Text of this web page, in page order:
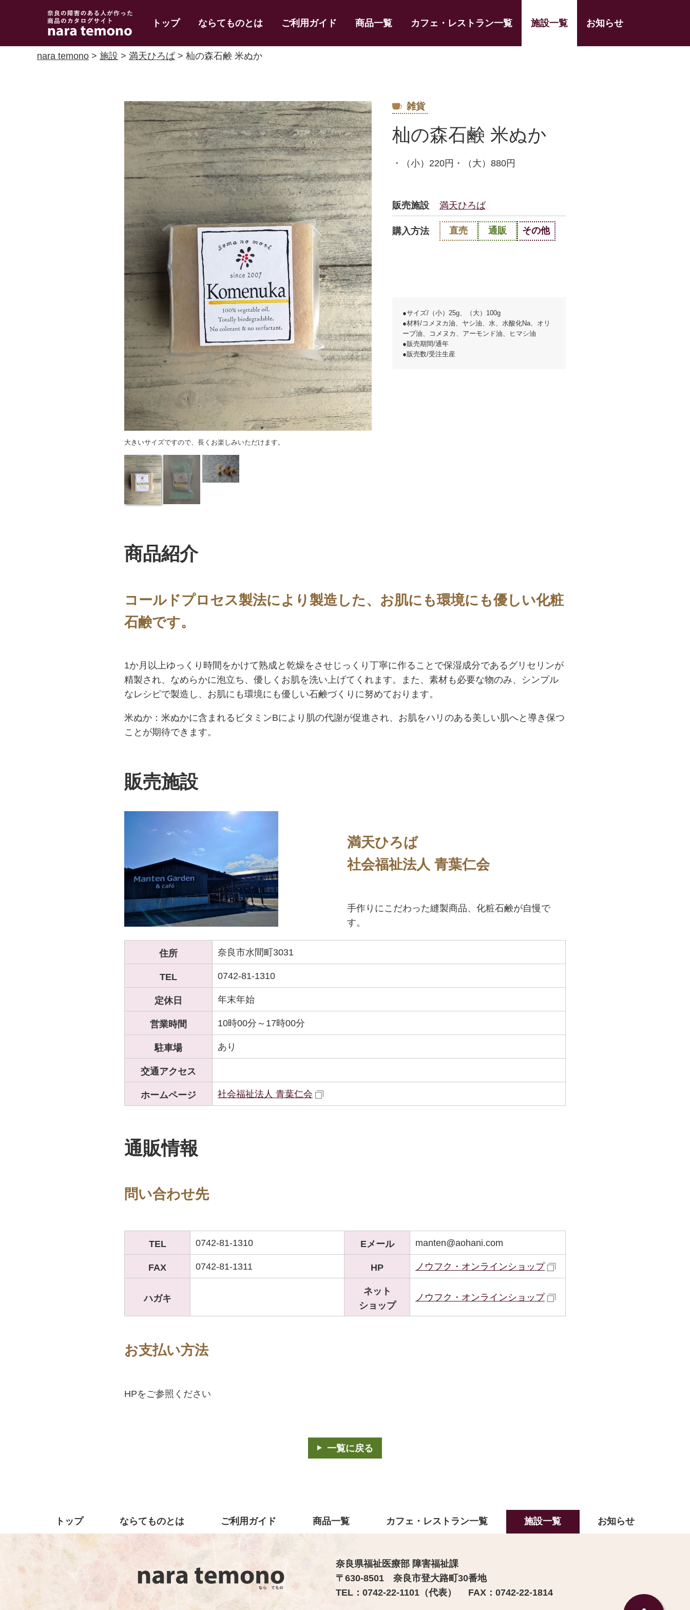
奈良で障害のある人
の手作り商品 nara
temono
トップ ならてものとは ご利用ガイド 商品一覧 カフェ・レストラン一覧 施設一覧 お知らせ
nara temono > 施設 > 満天ひろば> 杣の森石鹸 米ぬか
大きいサイズですので、長くお楽しみいただけます。
雑貨
杣の森石鹸 米ぬか
・（小）220円・（大）880円
販売施設 満天ひろば
購入方法 直売 通販 その他
●サイズ/（小）25g、（大）100g
●材料/コメヌカ油、ヤシ油、水、水酸化Na、オリ
ーブ油、コメヌカ、アーモンド油、ヒマシ油
●販売期間/通年
●販売数/受注生産
商品紹介
コールドプロセス製法により製造した、お肌にも環境にも優しい化粧
石鹸です。
1か月以上ゆっくり時間をかけて熟成と乾燥をさせじっくり丁寧に作ることで保湿成分であるグリセリンが
精製され、なめらかに泡立ち、優しくお肌を洗い上げてくれます。また、素材も必要な物のみ、シンプル
なレシピで製造し、お肌にも環境にも優しい石鹸づくりに努めております。
米ぬか：米ぬかに含まれるビタミンBにより肌の代謝が促進され、お肌をハリのある美しい肌へと導き保つ
ことが期待できます。
販売施設
満天ひろば
社会福祉法人 青葉仁会
手作りにこだわった縫製商品、化粧石鹸が自慢で
す。
住所 奈良市水間町3031
TEL 0742-81-1310
定休日 年末年始
営業時間 10時00分～17時00分
駐車場 あり
交通アクセス
ホームページ 社会福祉法人 青葉仁会
通販情報
問い合わせ先
TEL 0742-81-1310 Eメール manten@aohani.com
FAX 0742-81-1311 HP ノウフク・オンラインショップ
ハガキ
ネット
ショップ
ノウフク・オンラインショップ
お支払い方法
HPをご参照ください
一覧に戻る
トップ ならてものとは ご利用ガイド 商品一覧 カフェ・レストラン一覧 施設一覧 お知らせ
奈良県福祉医療部 障害福祉課
〒630-8501 奈良市登大路町30番地
TEL：0742-22-1101（代表） FAX：0742-22-1814